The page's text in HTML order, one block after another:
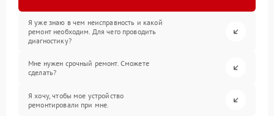
Я уже знаю в чем неисправность и какой
ремонт необходим. Для чего проводить
диагностику?
Мне нужен срочный ремонт. Сможете
сделать?
Я хочу, чтобы мое устройство
ремонтировали при мне.